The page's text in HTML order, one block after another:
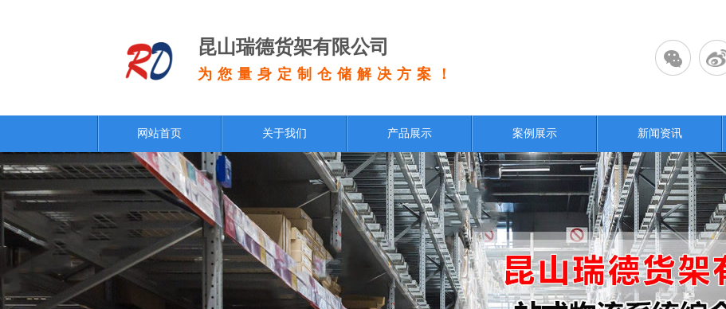
昆山瑞德货架有限公司
为您量身定制仓储解决方案！
网站首页 关于我们 产品展示 案例展示 新闻资讯